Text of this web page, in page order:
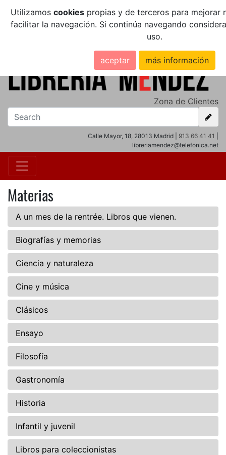
Utilizamos cookiespropias y de terceros para mejorar
facilitar la navegación. Si continúa navegando
uso.
aceptar más información
Zona de Clientes
Calle Mayor, 18, 28013 Madrid | 913 66 41 41
libreriamendez@telefonica.net
Materias
A un mes de la rentrée. Libros que vienen.
Biografías y memorias
Ciencia y naturaleza
Cine y música
Clásicos
Ensayo
Filosofía
Gastronomía
Historia
Infantil y juvenil
Libros para coleccionistas